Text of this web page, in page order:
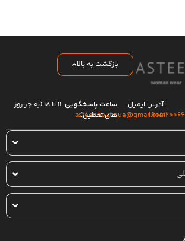
بازگشت به بالا
آدرس ایمیل:
asteenboutique@gmail.com
ساعت پاسخگویی:
۱۱ تا ۱۸ (به جز روز
های تعطیل)